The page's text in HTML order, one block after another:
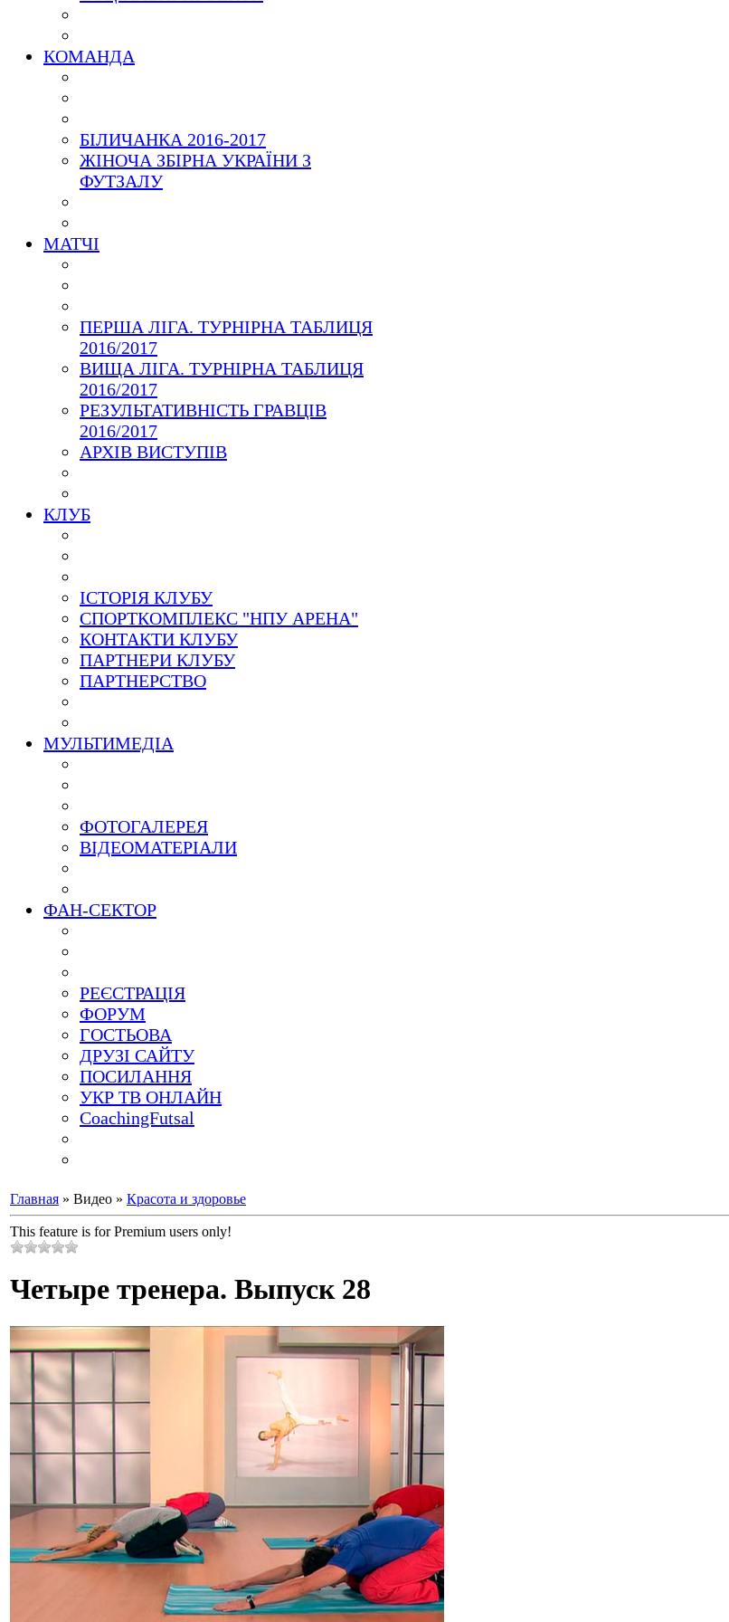
КОМАНДА
БІЛИЧАНКА 2016-2017
ЖІНОЧА ЗБІРНА УКРАЇНИ З
ФУТЗАЛУ
МАТЧІ
ПЕРША ЛІГА. ТУРНІРНА ТАБЛИЦЯ
2016/2017
ВИЩА ЛІГА. ТУРНІРНА ТАБЛИЦЯ
2016/2017
РЕЗУЛЬТАТИВНІСТЬ ГРАВЦІВ
2016/2017
АРХІВ ВИСТУПІВ
КЛУБ
ІСТОРІЯ КЛУБУ
СПОРТКОМПЛЕКС "НПУ АРЕНА"
КОНТАКТИ КЛУБУ
ПАРТНЕРИ КЛУБУ
ПАРТНЕРСТВО
МУЛЬТИМЕДІА
ФОТОГАЛЕРЕЯ
ВІДЕОМАТЕРІАЛИ
ФАН-СЕКТОР
РЕЄСТРАЦІЯ
ФОРУМ
ГОСТЬОВА
ДРУЗІ САЙТУ
ПОСИЛАННЯ
УКР ТВ ОНЛАЙН
CoachingFutsal
Главная » Видео » Красота и здоровье
This feature is for Premium users only!
Четыре тренера. Выпуск 28